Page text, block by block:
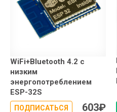
WiFi+Bluetooth 4.2 с
низким
энергопотреблением
ESP-32S
ПОДПИСАТЬСЯ 603₽